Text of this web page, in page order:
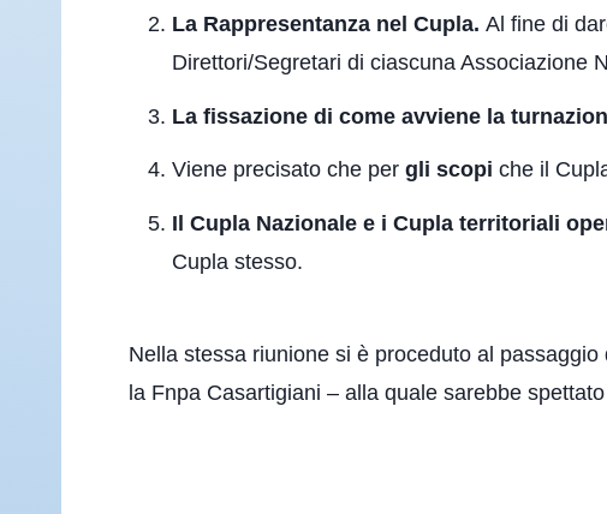
La Rappresentanza nel Cupla. Al fine di
Direttori/Segretari di ciascuna Associazione
La fissazione di come avviene la
Viene precisato che per gli scopi che il
Il Cupla Nazionale e i Cupla territoriali
Cupla stesso.
Nella stessa riunione si è proceduto al
la Fnpa Casartigiani – alla quale sarebbe